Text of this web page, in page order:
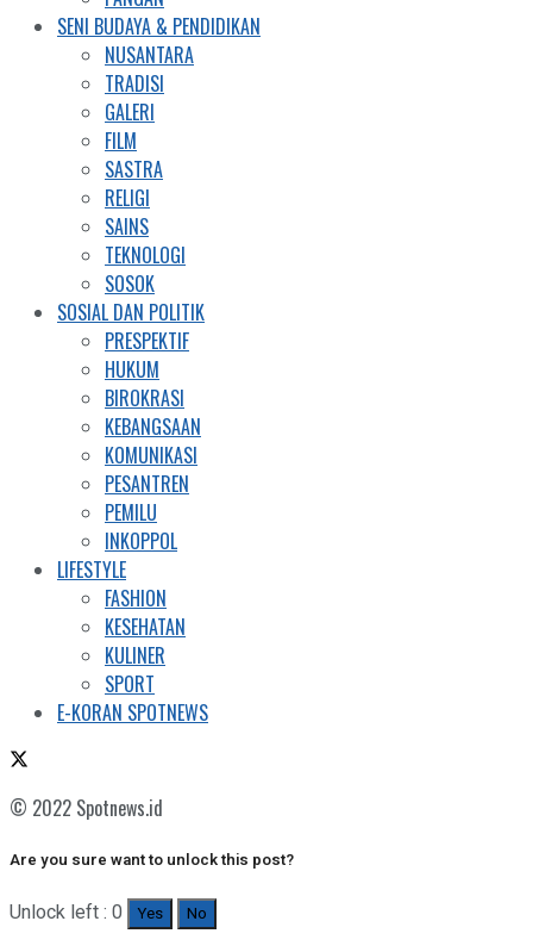
SENI BUDAYA & PENDIDIKAN
NUSANTARA
TRADISI
GALERI
FILM
SASTRA
RELIGI
SAINS
TEKNOLOGI
SOSOK
SOSIAL DAN POLITIK
PRESPEKTIF
HUKUM
BIROKRASI
KEBANGSAAN
KOMUNIKASI
PESANTREN
PEMILU
INKOPPOL
LIFESTYLE
FASHION
KESEHATAN
KULINER
SPORT
E-KORAN SPOTNEWS
© 2022 Spotnews.id
Are you sure want to unlock this post?
Unlock left : 0 Yes No